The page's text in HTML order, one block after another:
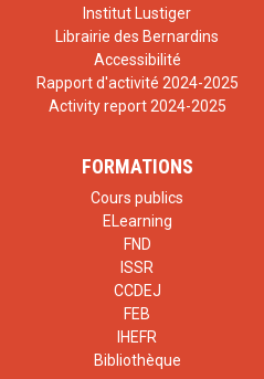
Institut Lustiger
Librairie des Bernardins
Accessibilité
Rapport d'activité 2024-2025
Activity report 2024-2025
FORMATIONS
Cours publics
ELearning
FND
ISSR
CCDEJ
FEB
IHEFR
Bibliothèque